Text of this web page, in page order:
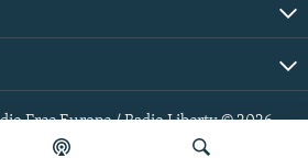
Free Europe / Radio Liberty © 2026